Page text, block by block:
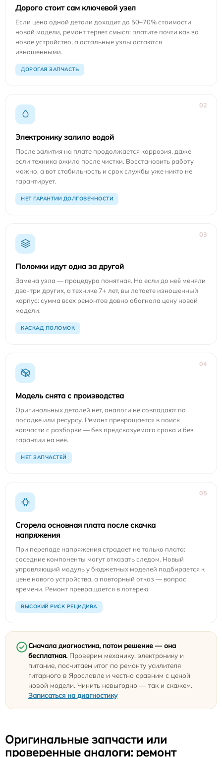
Дорого стоит сам ключевой узел
Если цена одной детали доходит до 50–70% стоимости
новой модели, ремонт теряет смысл: платите почти как за
новое устройство, а остальные узлы остаются
изношенными.
ДОРОГАЯ ЗАПЧАСТЬ
02
Электронику залило водой
После залития на плате продолжается коррозия, даже
если техника ожила после чистки. Восстановить работу
можно, а вот стабильность и срок службы уже никто не
гарантирует.
НЕТ ГАРАНТИИ ДОЛГОВЕЧНОСТИ
03
Поломки идут одна за другой
Замена узла — процедура понятная. Но если до неё меняли
два-три других, а технике 7+ лет, вы латаете изношенный
корпус: сумма всех ремонтов давно обогнала цену новой
модели.
КАСКАД ПОЛОМОК
04
Модель снята с производства
Оригинальных деталей нет, аналоги не совпадают по
посадке или ресурсу. Ремонт превращается в поиск
запчасти с разборки — без предсказуемого срока и без
гарантии на неё.
НЕТ ЗАПЧАСТЕЙ
05
Сгорела основная плата после скачка
напряжения
При перепаде напряжения страдает не только плата:
соседние компоненты могут отказать следом. Новый
управляющий модуль у бюджетных моделей подбирается к
цене нового устройства, а повторный отказ — вопрос
времени. Ремонт превращается в лотерею.
ВЫСОКИЙ РИСК РЕЦИДИВА
Сначала диагностика, потом решение — она
бесплатная. Проверим механику, электронику и
питание, посчитаем итог по ремонту усилителя
гитарного в Ярославле и честно сравним с ценой
новой модели. Чинить невыгодно — так и скажем.
Записаться на диагностику
Оригинальные запчасти или
проверенные аналоги: ремонт